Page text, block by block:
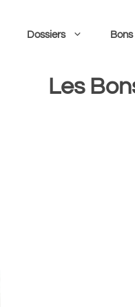
Dossiers
Les